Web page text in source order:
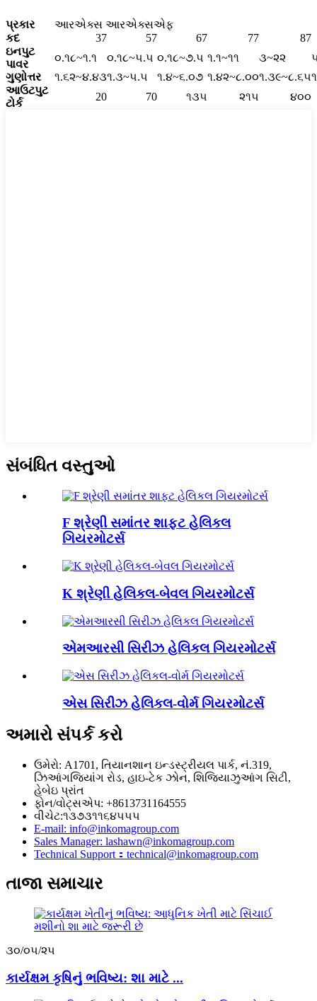
પ્રકાર
આરએક્સ આરએક્સએફ
કદ
37 57 67 77
87
ઇનપુટ
પાવર
૦.૧૮~૧.૧ ૦.૧૮~૫.૫ ૦.૧૮~૭.૫ ૧.૧~૧૧ ૩~૨૨
ગુણોત્તર
૧.૬૨~૪.૪૩૧.૩~૫.૫ ૧.૪~૬.૦૭ ૧.૪૨~૮.૦૦૧.૩૯~૮.૬૫
આઉટપુટ
ટોર્ક
20 70 ૧૩૫ ૨૧૫ ૪૦૦
સંબંધિત વસ્તુઓ
F શ્રેણી સમાંતર શાફ્ટ હેલિકલ
ગિયરમોટર્સ
K શ્રેણી હેલિકલ-બેવલ ગિયરમોટર્સ
એમઆરસી સિરીઝ હેલિકલ ગિયરમોટર્સ
એસ સિરીઝ હેલિકલ-વોર્મ ગિયરમોટર્સ
અમારો સંપર્ક કરો
ઉમેરો: A1701, તિયાનશાન ઇન્ડસ્ટ્રીયલ પાર્ક, નં.319,
ઝિઆંગજિયાંગ રોડ, હાઇ-ટેક ઝોન, શિજિયાઝુઆંગ સિટી,
હેબેઇ પ્રાંત
ફોન/વોટ્સએપ: +8613731164555
વીચેટ:૧૩૭૩૧૧૬૪૫૫૫
E-mail: info@inkomagroup.com
Sales Manager: lashawn@inkomagroup.com
Technical Support：technical@inkomagroup.com
તાજા સમાચાર
૩૦/૦૫/૨૫
કાર્યક્ષમ કૃષિનું ભવિષ્ય: શા માટે ...